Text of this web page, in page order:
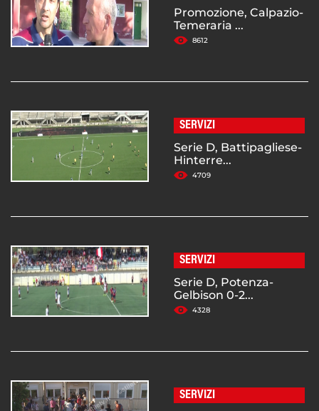
Promozione, Calpazio-
Temeraria ...
8612
SERVIZI
Serie D, Battipagliese-
Hinterre...
4709
SERVIZI
Serie D, Potenza-
Gelbison 0-2...
4328
SERVIZI